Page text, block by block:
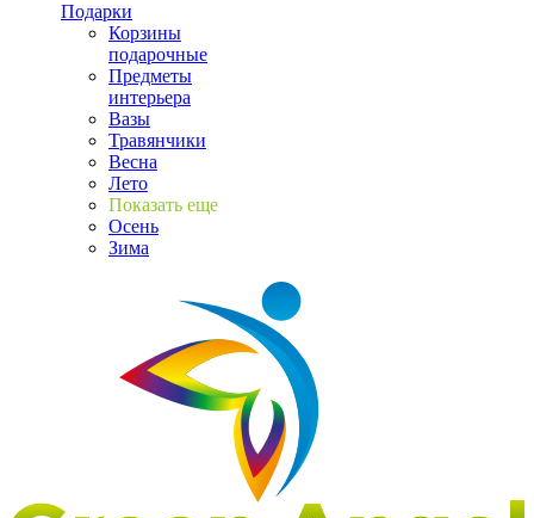
Подарки
Корзины
подарочные
Предметы
интерьера
Вазы
Травянчики
Весна
Лето
Показать еще
Осень
Зима